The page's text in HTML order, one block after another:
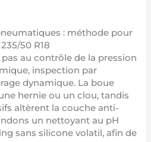
: méthode pour
50 R18
au contrôle de la pression
inspection par
dynamique. La boue
hernie ou un clou, tandis
altèrent la couche anti-
un nettoyant au pH
sans silicone volatil, afin de